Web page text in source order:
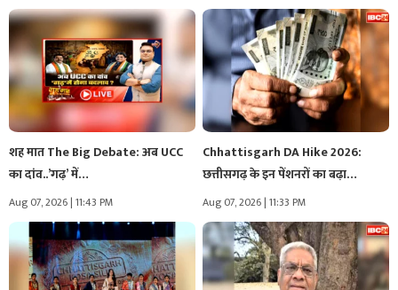
शह मात The Big Debate: अब UCC
का दांव..’गढ़’ में…
Aug 07, 2026 | 11:43 PM
Chhattisgarh DA Hike 2026:
छत्तीसगढ़ के इन पेंशनरों का बढ़ा‌…
Aug 07, 2026 | 11:33 PM